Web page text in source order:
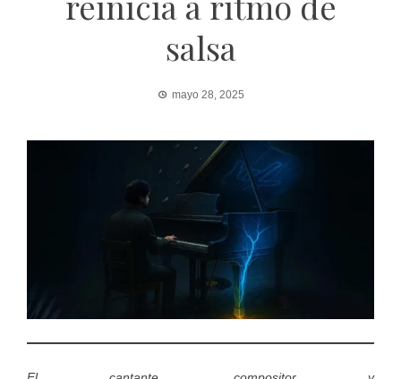
salsa
mayo 28, 2025